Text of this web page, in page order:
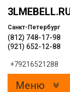
Санкт-Петербург
(812) 748-17-98
(921) 652-12-88
+79216521288
Меню